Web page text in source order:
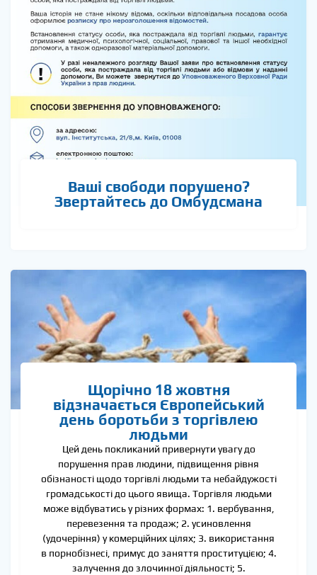
Ваші свободи порушено?
Звертайтесь до Омбудсмана
Щорічно 18 жовтня
відзначається Європейський
день боротьби з торгівлею
людьми
Цей день покликаний привернути увагу до
порушення прав людини, підвищення рівня
обізнаності щодо торгівлі людьми та небайдужості
громадськості до цього явища. Торгівля людьми
може відбуватись у різних формах: 1. вербування,
перевезення та продаж; 2. усиновлення
(удочеріння) у комерційних цілях; 3. використання
в порнобізнесі, примус до заняття проституцією; 4.
залучення до злочинної діяльності; 5.